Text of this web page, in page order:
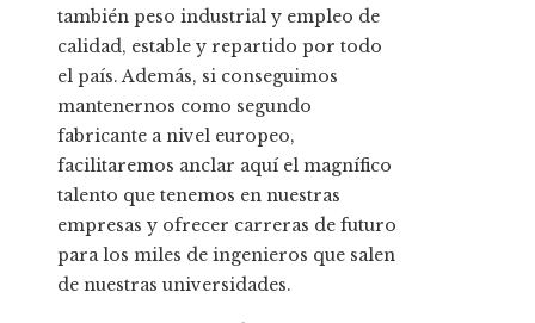
también peso industrial y empleo de
calidad, estable y repartido por todo
el país. Además, si conseguimos
mantenernos como segundo
fabricante a nivel europeo,
facilitaremos anclar aquí el magnífico
talento que tenemos en nuestras
empresas y ofrecer carreras de futuro
para los miles de ingenieros que salen
de nuestras universidades.